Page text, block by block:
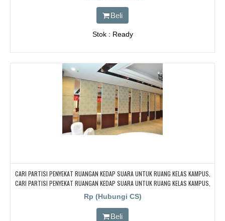
Beli
Stok : Ready
CARI PARTISI PENYEKAT RUANGAN KEDAP SUARA UNTUK RUANG KELAS KAMPUS,
CARI PARTISI PENYEKAT RUANGAN KEDAP SUARA UNTUK RUANG KELAS KAMPUS,
CARI PARTISI PENYEKAT RUANGAN KEDAP SUARA UNTUK RUANG KELAS KAMPUS,
CARI PARTISI PENYEKAT RUANGAN KEDAP SUARA UNTUK RUANG KELAS KAMPUS,
CARI PARTISI PENYEKAT RUANGAN KEDAP SUARA UNTUK RUANG KELAS KAMPUS
Rp (Hubungi CS)
Beli